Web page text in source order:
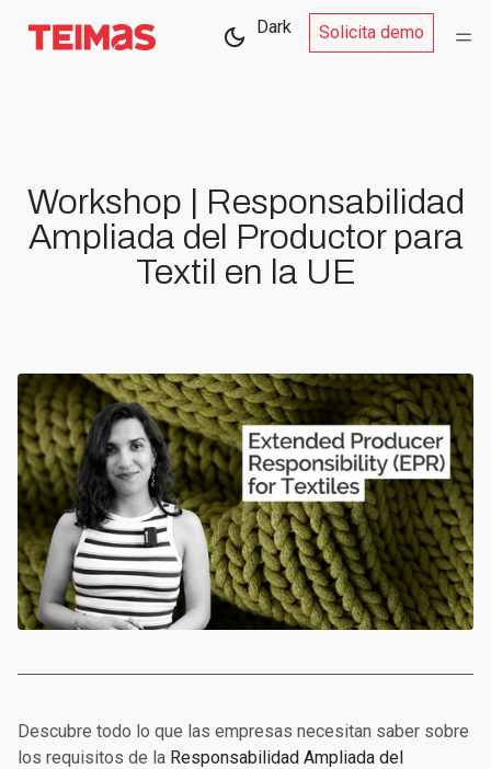
Solicita demo
Dark
Workshop | Responsabilidad
Ampliada del Productor para
Textil en la UE
Descubre todo lo que las empresas necesitan saber sobre
los requisitos de la Responsabilidad Ampliada del